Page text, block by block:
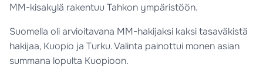
MM-kisakylä rakentuu Tahkon ympäristöön.
Suomella oli arvioitavana MM-hakijaksi kaksi tasaväkistä
hakijaa, Kuopio ja Turku. Valinta painottui monen asian
summana lopulta Kuopioon.